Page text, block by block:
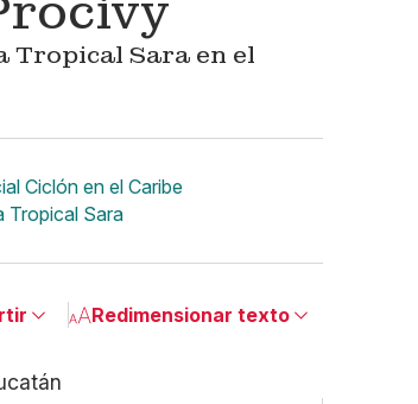
Tropical Sara en el
Ciclón en el Caribe
Tropical Sara
Redimensionar texto